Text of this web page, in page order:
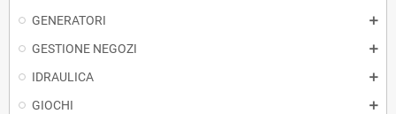
GENERATORI
GESTIONE NEGOZI
IDRAULICA
GIOCHI